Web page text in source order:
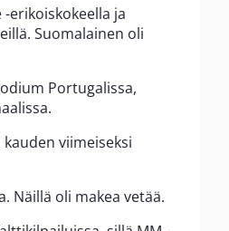
erikoiskokeella ja
Suomalainen oli
Portugalissa,
viimeiseksi
Näillä oli makea vetää.